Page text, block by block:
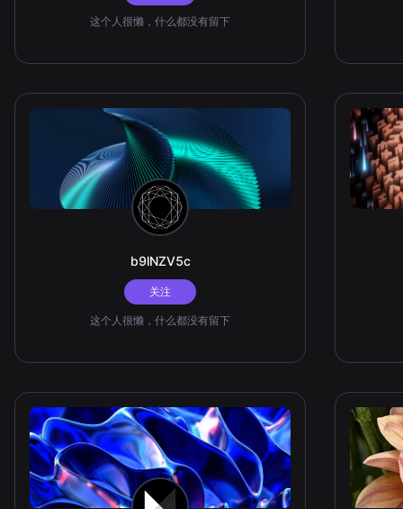
这个人很懒，什么都没有留下
b9lNZV5c
关注
这个人很懒，什么都没有留下